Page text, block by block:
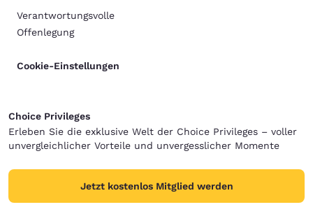
Verantwortungsvolle
Offenlegung
Cookie-Einstellungen
Choice Privileges
Erleben Sie die exklusive Welt der Choice Privileges – voller
unvergleichlicher Vorteile und unvergesslicher Momente
Jetzt kostenlos Mitglied werden